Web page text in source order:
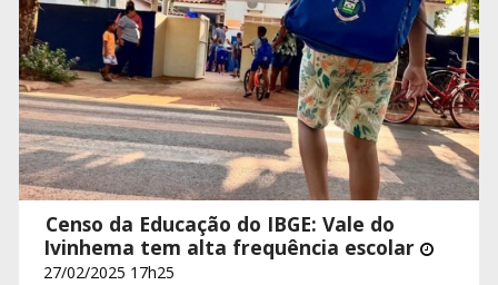
Censo da Educação do IBGE: Vale do
Ivinhema tem alta frequência escolar
27/02/2025 17h25